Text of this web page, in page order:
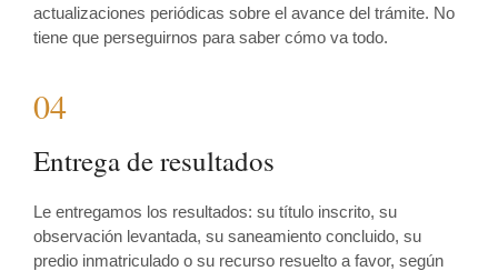
actualizaciones periódicas sobre el avance del trámite. No
tiene que perseguirnos para saber cómo va todo.
04
Entrega de resultados
Le entregamos los resultados: su título inscrito, su
observación levantada, su saneamiento concluido, su
predio inmatriculado o su recurso resuelto a favor, según